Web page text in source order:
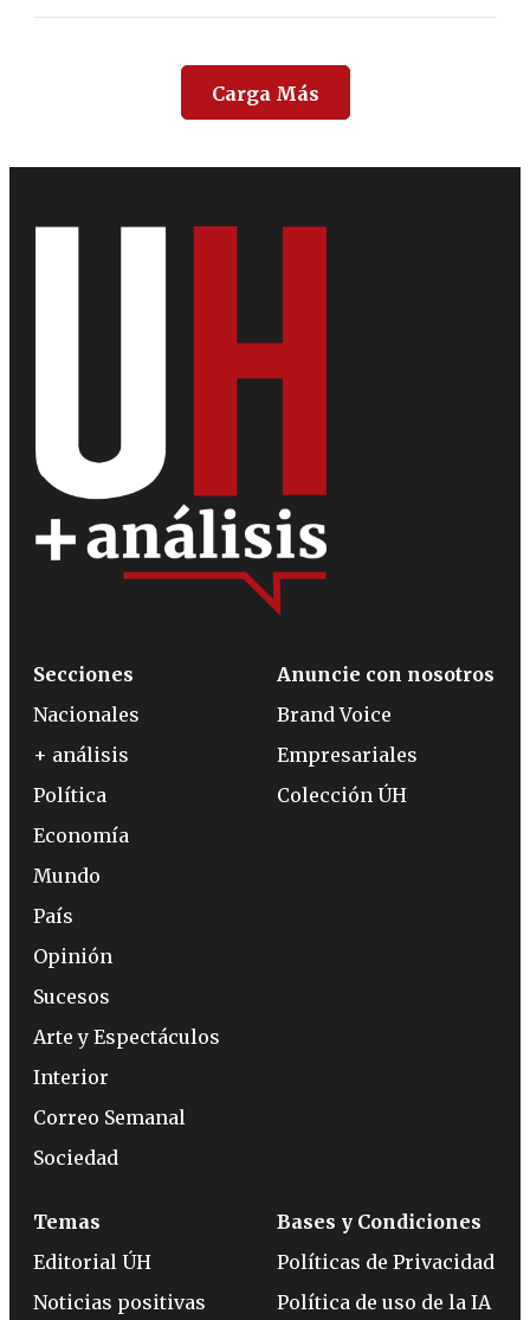
Carga Más
Secciones
Nacionales
+ análisis
Política
Economía
Mundo
País
Opinión
Sucesos
Arte y Espectáculos
Interior
Correo Semanal
Sociedad
Anuncie con nosotros
Brand Voice
Empresariales
Colección ÚH
Temas
Editorial ÚH
Noticias positivas
Bases y Condiciones
Políticas de Privacidad
Política de uso de la IA